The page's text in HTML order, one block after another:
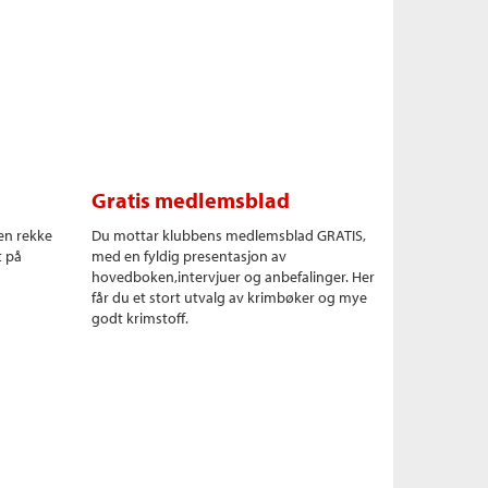
rekke
på
Gratis medlemsblad
Du mottar klubbens medlemsblad GRATIS,
med en fyldig presentasjon av
hovedboken,intervjuer og anbefalinger. Her
får du et stort utvalg av krimbøker og mye
godt krimstoff.